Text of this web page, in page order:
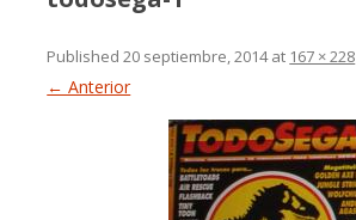
Published20 septiembre, 2014at 167 × 228
← Anterior